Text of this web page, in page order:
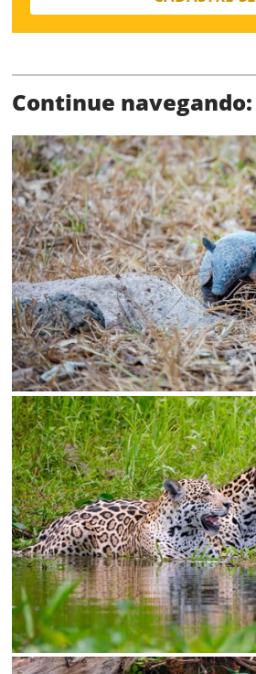
Continue navegando:
Status
SALVAR